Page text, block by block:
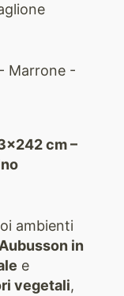
Marrone -
cm –
ambienti
in
e
vegetali,